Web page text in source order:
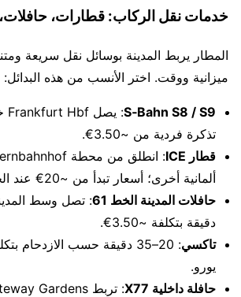
خدمات نقل الركاب: قطارات،
المطار يربط المدينة بوسائل نقل سريعة
ميزانية ووقت. اختر الأنسب من هذه البدائل:
S‑Bahn S8 / S9
تذكرة فردية من ~3.50€.
قطار ICE
ألمانية أخرى؛ أسعار تبدأ من ~20€ عند الحجز المبكر.
حافلات المدينة الخط 61
دقيقة بتكلفة ~3.50€.
تاكسي
يورو.
حافلة داخلية X77